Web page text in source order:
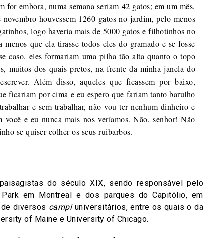
embora, numa semana seriam 42 gatos; em um mês,
houvessem 1260 gatos no jardim, pelo menos
logo haveria mais de 5000 gatos e filhotinhos no
que ela tirasse todos eles do gramado e se fosse
caso, eles formariam uma pilha tão alta quanto o topo
muitos dos quais pretos, na frente da minha janela do
Além disso, aqueles que ficassem por baixo,
ficariam por cima e eu espero que fariam tanto barulho
e sem trabalhar, não vou ter nenhum dinheiro e
você e eu nunca mais nos veríamos. Não, senhor! Não
se quiser colher os seus ruibarbos.
do século XIX, sendo responsável pelo
em Montreal e dos parques do Capitólio, em
diversos campiuniversitários, entre os quais o da
of Maine e University of Chicago.